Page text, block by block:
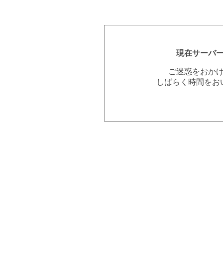
現在サーバ
ご迷惑をおか
しばらく時間を